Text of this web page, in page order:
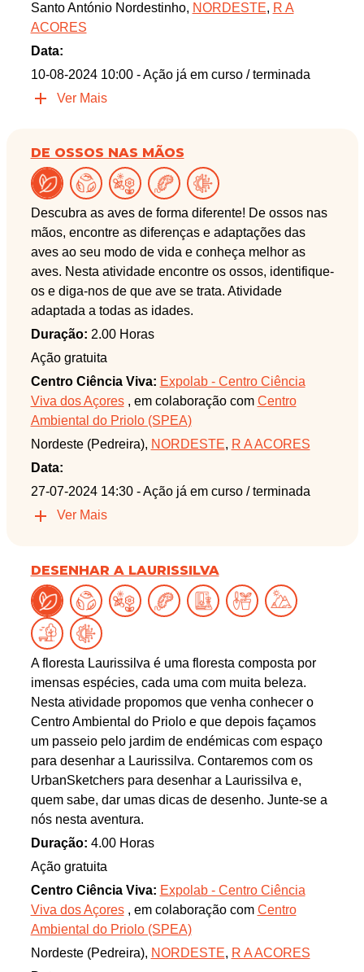
Santo António Nordestinho, NORDESTE, R A
ACORES
Data:
10-08-2024 10:00 - Ação já em curso / terminada
Ver Mais
DE OSSOS NAS MÃOS
Descubra as aves de forma diferente! De ossos nas
mãos, encontre as diferenças e adaptações das
aves ao seu modo de vida e conheça melhor as
aves. Nesta atividade encontre os ossos, identifique-
os e diga-nos de que ave se trata. Atividade
adaptada a todas as idades.
Duração: 2.00 Horas
Ação gratuita
Centro Ciência Viva: Expolab - Centro Ciência
Viva dos Açores, em colaboração com Centro
Ambiental do Priolo (SPEA)
Nordeste (Pedreira), NORDESTE, R A ACORES
Data:
27-07-2024 14:30 - Ação já em curso / terminada
Ver Mais
DESENHAR A LAURISSILVA
A floresta Laurissilva é uma floresta composta por
imensas espécies, cada uma com muita beleza.
Nesta atividade propomos que venha conhecer o
Centro Ambiental do Priolo e que depois façamos
um passeio pelo jardim de endémicas com espaço
para desenhar a Laurissilva. Contaremos com os
UrbanSketchers para desenhar a Laurissilva e,
quem sabe, dar umas dicas de desenho. Junte-se a
nós nesta aventura.
Duração: 4.00 Horas
Ação gratuita
Centro Ciência Viva: Expolab - Centro Ciência
Viva dos Açores, em colaboração com Centro
Ambiental do Priolo (SPEA)
Nordeste (Pedreira), NORDESTE, R A ACORES